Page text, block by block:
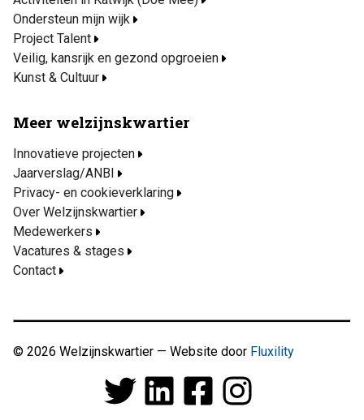
Ondersteun mijn wijk
Project Talent
Veilig, kansrijk en gezond opgroeien
Kunst & Cultuur
Meer welzijnskwartier
Innovatieve projecten
Jaarverslag/ANBI
Privacy- en cookieverklaring
Over Welzijnskwartier
Medewerkers
Vacatures & stages
Contact
© 2026 Welzijnskwartier — Website door Fluxility